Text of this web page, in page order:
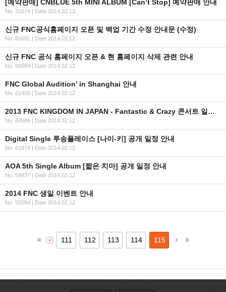
[예약판매] CNBLUE 5th MINI ALBUM [Can’t Stop] 예약판매 안내
No. 31674 | Date 2014.02.13
신규 FNC공식홈페이지 오픈 및 백업 기간 수정 안내문 (수정)
No. 61691 | Date 2014.02.12
신규 FNC 공식 홈페이지 오픈 & 현 홈페이지 삭제 관련 안내
No. 59084 | Date 2014.02.12
FNC Global Audition’ in Shanghai 안내
No. 61408 | Date 2014.02.12
2013 FNC KINGDOM IN JAPAN - Fantastic & Crazy 콘서트 일정, 수정 안내
No. 64986 | Date 2014.02.12
Digital Single 투송플레이스 [나이-키] 공개 일정 안내
No. 61874 | Date 2014.02.12
AOA 5th Single Album [짧은 치마] 공개 일정 안내
No. 59937 | Date 2014.02.12
2014 FNC 생일 이벤트 안내
No. 55094 | Date 2014.02.12
111 112 113 114 115